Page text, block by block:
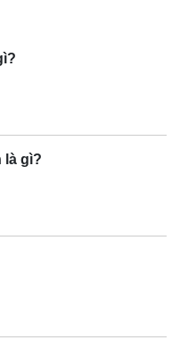
là gì?